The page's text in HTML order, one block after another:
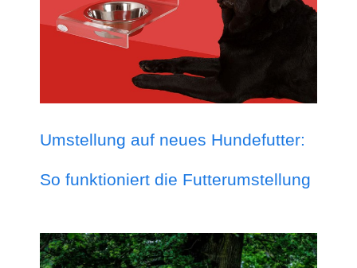
Umstellung auf neues Hundefutter:
So funktioniert die Futterumstellung